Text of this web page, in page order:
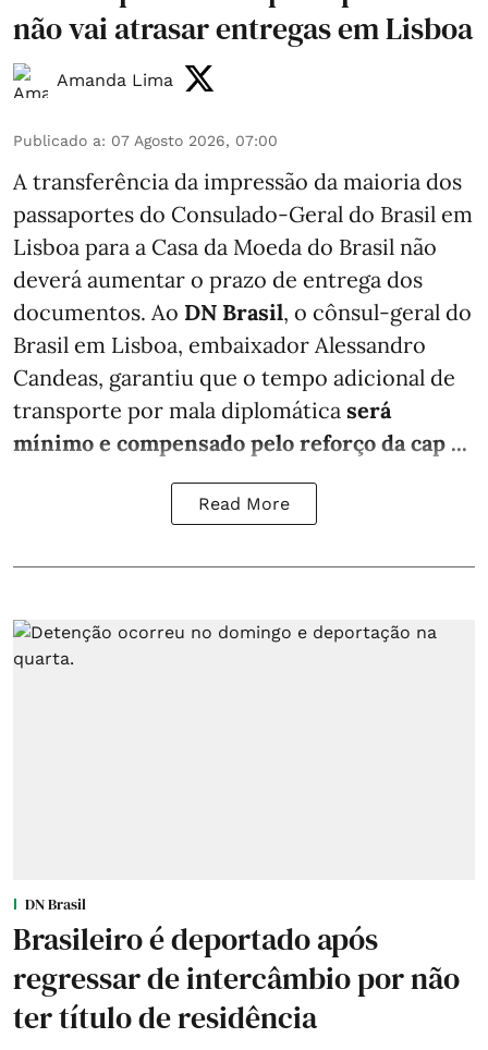
não vai atrasar entregas em Lisboa
Amanda Lima
Publicado a: 07 Agosto 2026, 07:00
A transferência da impressão da maioria dos
passaportes do Consulado-Geral do Brasil em
Lisboa para a Casa da Moeda do Brasil não
deverá aumentar o prazo de entrega dos
documentos. Ao DN Brasil, o cônsul-geral do
Brasil em Lisboa, embaixador Alessandro
Candeas, garantiu que o tempo adicional de
transporte por mala diplomática será
mínimo e compensado pelo reforço da cap ...
Read More
DN Brasil
Brasileiro é deportado após
regressar de intercâmbio por não
ter título de residência